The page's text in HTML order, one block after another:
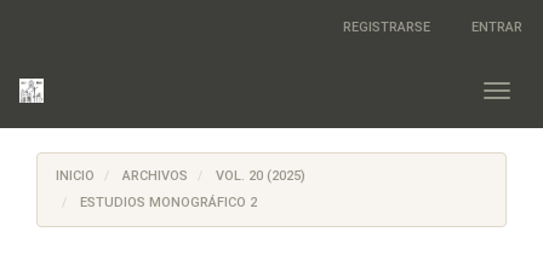
contenido
la
página
Navegación
principal
Contenido
REGISTRARSE ENTRAR
INICIO ARCHIVOS
VOL. 20 (2025)
ESTUDIOS MONOGRÁFICO 2